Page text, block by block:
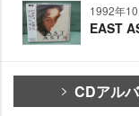
1992年
EAST
CDアル